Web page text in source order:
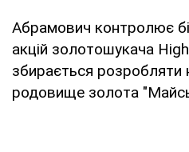
Абрамович контролює
акцій золотошукача
збирається розробляти
родовище золота